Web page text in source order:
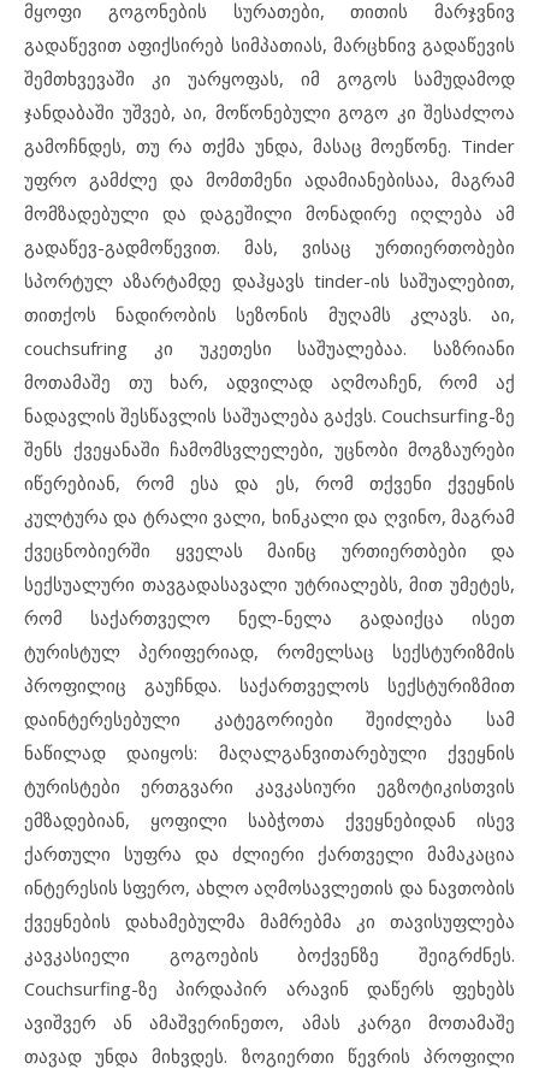
მყოფი გოგონების სურათები, თითის მარჯვნივ
გადაწევით აფიქსირებ სიმპათიას, მარცხნივ გადაწევის
შემთხვევაში კი უარყოფას, იმ გოგოს სამუდამოდ
ჯანდაბაში უშვებ, აი, მოწონებული გოგო კი შესაძლოა
გამოჩნდეს, თუ რა თქმა უნდა, მასაც მოეწონე. Tinder
უფრო გამძლე და მომთმენი ადამიანებისაა, მაგრამ
მომზადებული და დაგეშილი მონადირე იღლება ამ
გადაწევ-გადმოწევით. მას, ვისაც ურთიერთობები
სპორტულ აზარტამდე დაჰყავს tinder-ის საშუალებით,
თითქოს ნადირობის სეზონის მუღამს კლავს. აი,
couchsufring კი უკეთესი საშუალებაა. საზრიანი
მოთამაშე თუ ხარ, ადვილად აღმოაჩენ, რომ აქ
ნადავლის შესწავლის საშუალება გაქვს. Couchsurfing-ზე
შენს ქვეყანაში ჩამომსვლელები, უცნობი მოგზაურები
იწერებიან, რომ ესა და ეს, რომ თქვენი ქვეყნის
კულტურა და ტრალი ვალი, ხინკალი და ღვინო, მაგრამ
ქვეცნობიერში ყველას მაინც ურთიერთბები და
სექსუალური თავგადასავალი უტრიალებს, მით უმეტეს,
რომ საქართველო ნელ-ნელა გადაიქცა ისეთ
ტურისტულ პერიფერიად, რომელსაც სექსტურიზმის
პროფილიც გაუჩნდა. საქართველოს სექსტურიზმით
დაინტერესებული კატეგორიები შეიძლება სამ
ნაწილად დაიყოს: მაღალგანვითარებული ქვეყნის
ტურისტები ერთგვარი კავკასიური ეგზოტიკისთვის
ემზადებიან, ყოფილი საბჭოთა ქვეყნებიდან ისევ
ქართული სუფრა და ძლიერი ქართველი მამაკაცია
ინტერესის სფერო, ახლო აღმოსავლეთის და ნავთობის
ქვეყნების დახამებულმა მამრებმა კი თავისუფლება
კავკასიელი გოგოების ბოქვენზე შეიგრძნეს.
Couchsurfing-ზე პირდაპირ არავინ დაწერს ფეხებს
ავიშვერ ან ამაშვერინეთო, ამას კარგი მოთამაშე
თავად უნდა მიხვდეს. ზოგიერთი წევრის პროფილი